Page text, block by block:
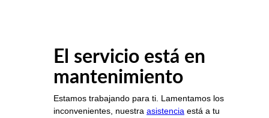
El servicio está en
mantenimiento
Estamos trabajando para ti. Lamentamos los
inconvenientes, nuestra asistencia está a tu